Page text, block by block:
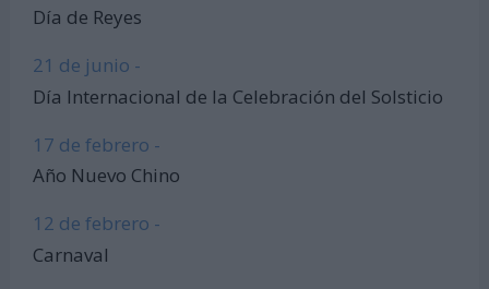
Día de Reyes
21 de junio -
Día Internacional de la Celebración del Solsticio
17 de febrero -
Año Nuevo Chino
12 de febrero -
Carnaval